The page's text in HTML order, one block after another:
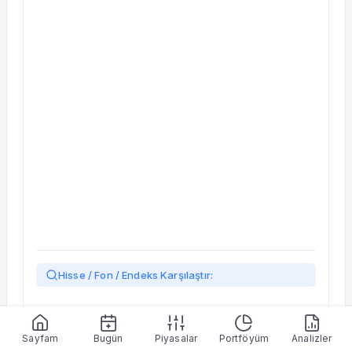
Hisse / Fon / Endeks Karşılaştır:
Sayfam Bugün Piyasalar Portföyüm Analizler